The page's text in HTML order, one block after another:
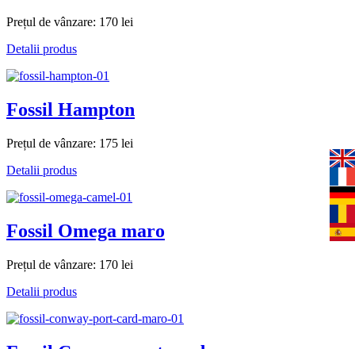
Prețul de vânzare: 170 lei
Detalii produs
Fossil Hampton
Prețul de vânzare: 175 lei
Detalii produs
Fossil Omega maro
Prețul de vânzare: 170 lei
Detalii produs